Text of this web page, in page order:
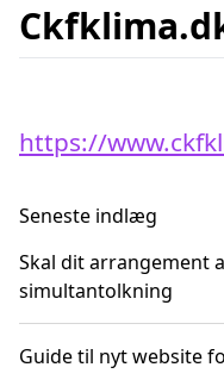
https://
Seneste indlæg
Skal dit arrangement
simultantolkning
Guide til nyt website